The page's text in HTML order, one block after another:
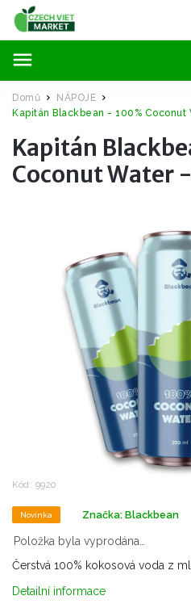
Domů / NÁPOJE /
Kapitán Blackbean - 100%
Kapitán
Coconut Water
Kód: 9920
Novinka Značka: Blackbean
Položka byla vyprodána…
Čerstvá 100% kokosová voda z
Detailní informace